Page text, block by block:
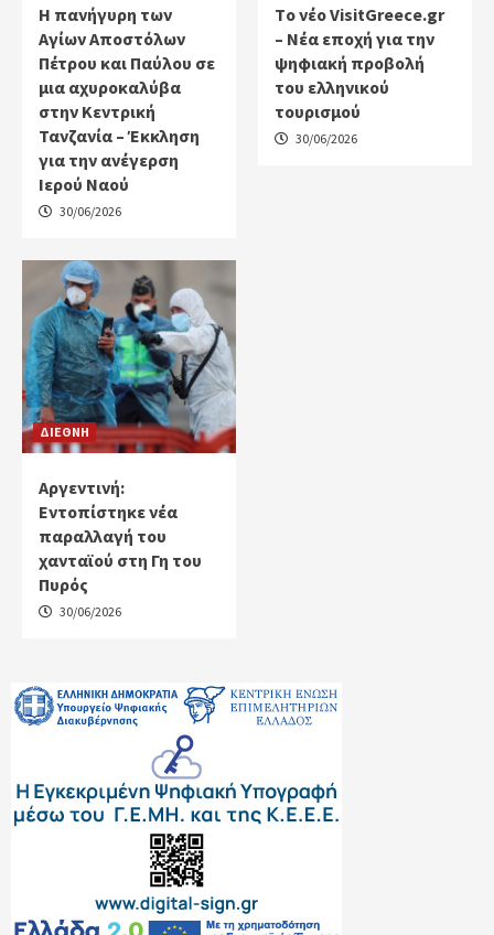
Η πανήγυρη των
Αγίων Αποστόλων
Πέτρου και Παύλου σε
μια αχυροκαλύβα
στην Κεντρική
Τανζανία – Έκκληση
για την ανέγερση
Ιερού Ναού
30/06/2026
Tο νέο VisitGreece.gr
– Νέα εποχή για την
ψηφιακή προβολή
του ελληνικού
τουρισμού
30/06/2026
ΔΙΕΘΝΗ
Αργεντινή:
Εντοπίστηκε νέα
παραλλαγή του
χανταϊού στη Γη του
Πυρός
30/06/2026